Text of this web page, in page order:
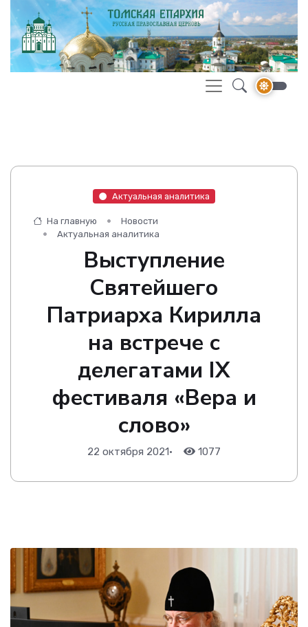
Актуальная аналитика
На главную
Новости
Актуальная аналитика
Выступление
Святейшего
Патриарха Кирилла
на встрече с
делегатами IX
фестиваля «Вера и
слово»
22 октября 2021• 1077